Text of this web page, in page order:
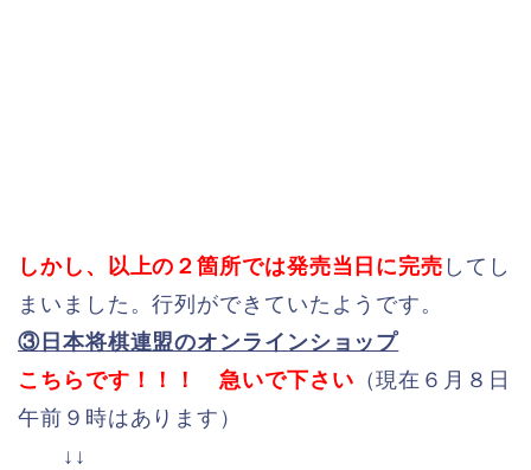
しかし、以上の２箇所では発売当日に完売 してし
まいました。行列ができていたようです。
③日本将棋連盟のオンラインショップ
こちらです！！！ 急いで下さい （現在６月８日
午前９時はあります）
↓↓